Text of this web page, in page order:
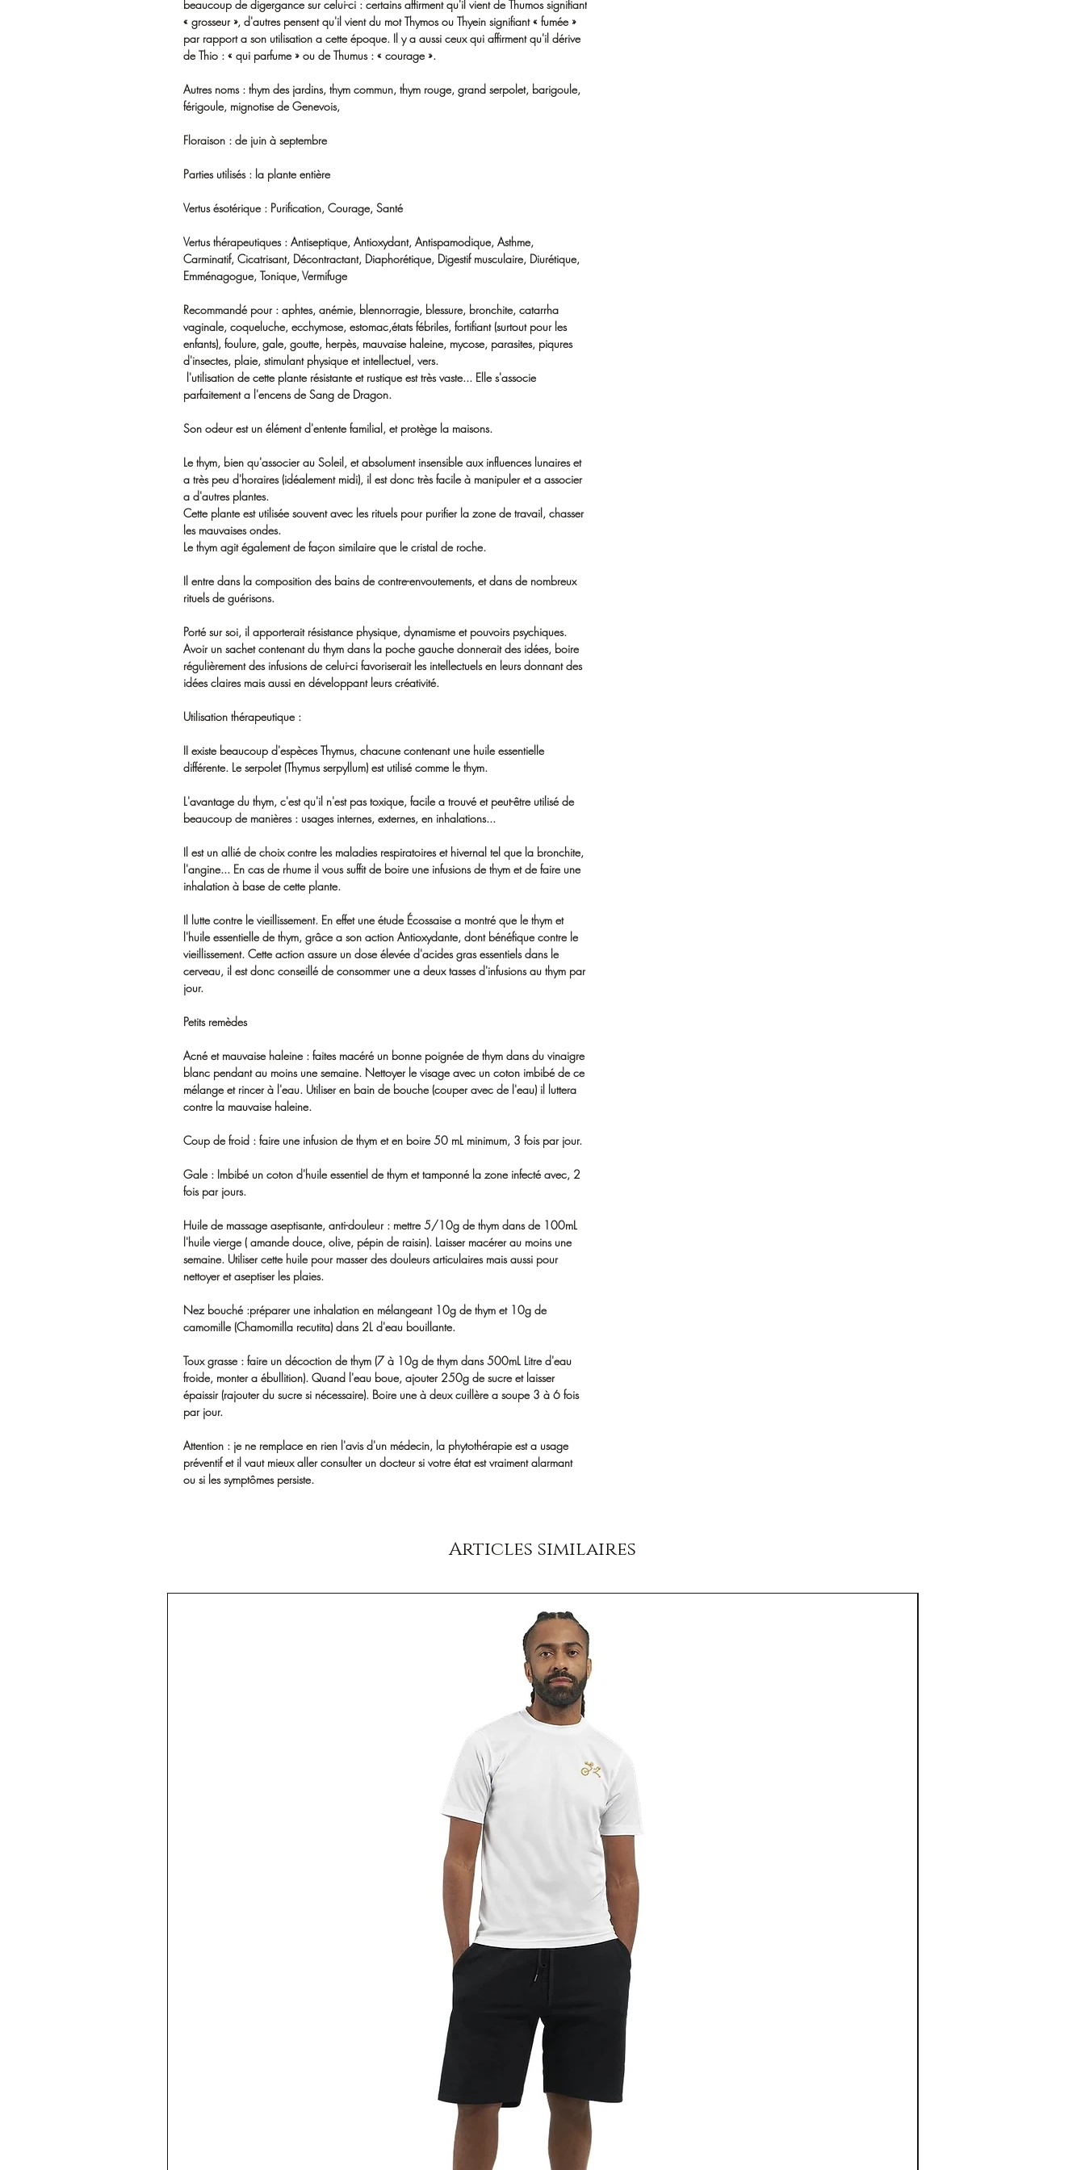
beaucoup de digergance sur celui-ci : certains affirment qu'il vient de Thumos signifiant
« grosseur », d'autres pensent qu'il vient du mot Thymos ou Thyein signifiant « fumée »
par rapport a son utilisation a cette époque. Il y a aussi ceux qui affirment qu'il dérive
de Thio : « qui parfume » ou de Thumus : « courage ».
Autres noms : thym des jardins, thym commun, thym rouge, grand serpolet, barigoule,
férigoule, mignotise de Genevois,
Floraison : de juin à septembre
Parties utilisés : la plante entière
Vertus ésotérique : Purification, Courage, Santé
Vertus thérapeutiques : Antiseptique, Antioxydant, Antispamodique, Asthme,
Carminatif, Cicatrisant, Décontractant, Diaphorétique, Digestif musculaire, Diurétique,
Emménagogue, Tonique, Vermifuge
Recommandé pour : aphtes, anémie, blennorragie, blessure, bronchite, catarrha
vaginale, coqueluche, ecchymose, estomac,états fébriles, fortifiant (surtout pour les
enfants), foulure, gale, goutte, herpès, mauvaise haleine, mycose, parasites, piqures
d'insectes, plaie, stimulant physique et intellectuel, vers.
l'utilisation de cette plante résistante et rustique est très vaste... Elle s'associe
parfaitement a l'encens de Sang de Dragon.
Son odeur est un élément d'entente familial, et protège la maisons.
Le thym, bien qu'associer au Soleil, et absolument insensible aux influences lunaires et
a très peu d'horaires (idéalement midi), il est donc très facile à manipuler et a associer
a d'autres plantes.
Cette plante est utilisée souvent avec les rituels pour purifier la zone de travail, chasser
les mauvaises ondes.
Le thym agit également de façon similaire que le cristal de roche.
Il entre dans la composition des bains de contre-envoutements, et dans de nombreux
rituels de guérisons.
Porté sur soi, il apporterait résistance physique, dynamisme et pouvoirs psychiques.
Avoir un sachet contenant du thym dans la poche gauche donnerait des idées, boire
régulièrement des infusions de celui-ci favoriserait les intellectuels en leurs donnant des
idées claires mais aussi en développant leurs créativité.
Utilisation thérapeutique :
II existe beaucoup d'espèces Thymus, chacune contenant une huile essentielle
différente. Le serpolet (Thymus serpyllum) est utilisé comme le thym.
L'avantage du thym, c'est qu'il n'est pas toxique, facile a trouvé et peut-être utilisé de
beaucoup de manières : usages internes, externes, en inhalations...
Il est un allié de choix contre les maladies respiratoires et hivernal tel que la bronchite,
l'angine... En cas de rhume il vous suffit de boire une infusions de thym et de faire une
inhalation à base de cette plante.
Il lutte contre le vieillissement. En effet une étude Écossaise a montré que le thym et
l'huile essentielle de thym, grâce a son action Antioxydante, dont bénéfique contre le
vieillissement. Cette action assure un dose élevée d'acides gras essentiels dans le
cerveau, il est donc conseillé de consommer une a deux tasses d'infusions au thym par
jour.
Petits remèdes
Acné et mauvaise haleine : faites macéré un bonne poignée de thym dans du vinaigre
blanc pendant au moins une semaine. Nettoyer le visage avec un coton imbibé de ce
mélange et rincer à l'eau. Utiliser en bain de bouche (couper avec de l'eau) il luttera
contre la mauvaise haleine.
Coup de froid : faire une infusion de thym et en boire 50 mL minimum, 3 fois par jour.
Gale : Imbibé un coton d'huile essentiel de thym et tamponné la zone infecté avec, 2
fois par jours.
Huile de massage aseptisante, anti-douleur : mettre 5/10g de thym dans de 100mL
l'huile vierge ( amande douce, olive, pépin de raisin). Laisser macérer au moins une
semaine. Utiliser cette huile pour masser des douleurs articulaires mais aussi pour
nettoyer et aseptiser les plaies.
Nez bouché :préparer une inhalation en mélangeant 10g de thym et 10g de
camomille (Chamomilla recutita) dans 2L d'eau bouillante.
Toux grasse : faire un décoction de thym (7 à 10g de thym dans 500mL Litre d'eau
froide, monter a ébullition). Quand l'eau boue, ajouter 250g de sucre et laisser
épaissir (rajouter du sucre si nécessaire). Boire une à deux cuillère a soupe 3 à 6 fois
par jour.
Attention : je ne remplace en rien l'avis d'un médecin, la phytothérapie est a usage
préventif et il vaut mieux aller consulter un docteur si votre état est vraiment alarmant
ou si les symptômes persiste.
Articles similaires